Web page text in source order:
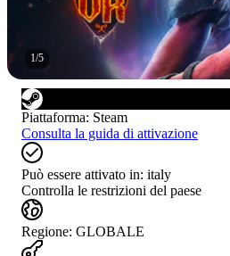
1/5
Piattaforma: Steam
Consulta la guida di attivazione
Può essere attivato in: italy
Controlla le restrizioni del paese
Regione: GLOBALE